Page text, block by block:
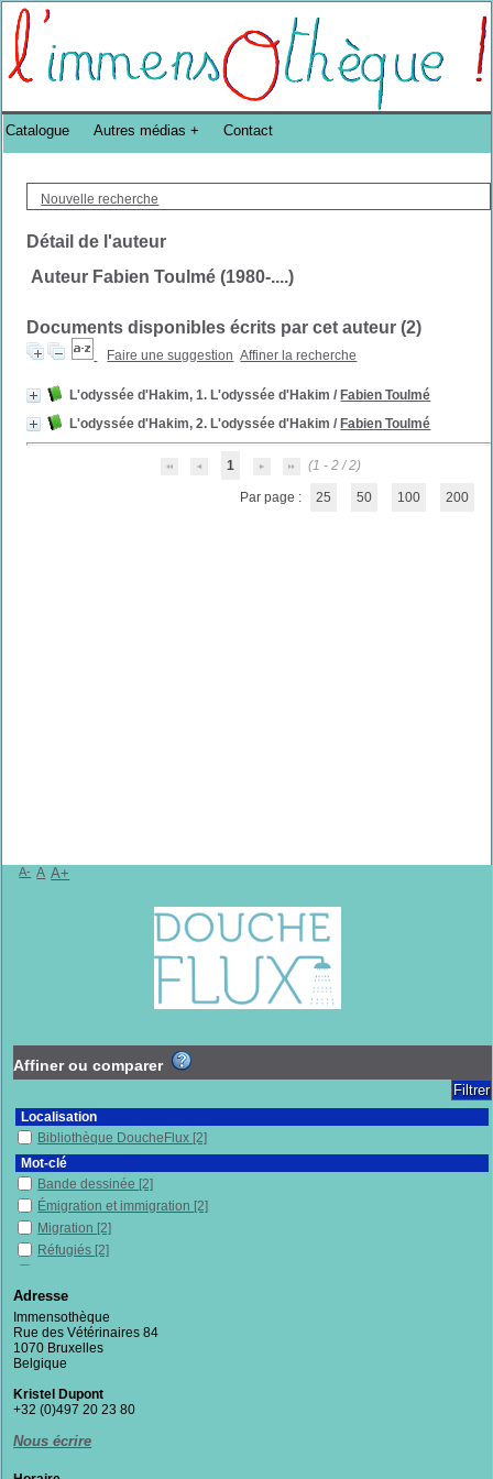
Bibliothèque DoucheFLUX Bibliotheek -->
Nouvelle recherche
Détail de l'auteur
Auteur Fabien Toulmé (1980-....)
Documents disponibles écrits par cet auteur (2)
Faire une suggestion Affiner la recherche
L'odyssée d'Hakim, 1. L'odyssée d'Hakim / Fabien Toulmé
L'odyssée d'Hakim, 2. L'odyssée d'Hakim / Fabien Toulmé
1 (1 - 2 / 2)
Par page : 25 50 100 200
Catalogue Autres médias Contact
A- A A+
Affiner ou comparer
Localisation
Bibliothèque DoucheFlux [2]
Mot-clé
Bande dessinée [2]
Émigration et immigration [2]
Migration [2]
Réfugiés [2]
Zones de conflits
Section
Fictions[2]
Adresse
Immensothèque
Rue des Vétérinaires 84
1070 Bruxelles
Belgique
Kristel Dupont
+32 (0)497 20 23 80
Nous écrire